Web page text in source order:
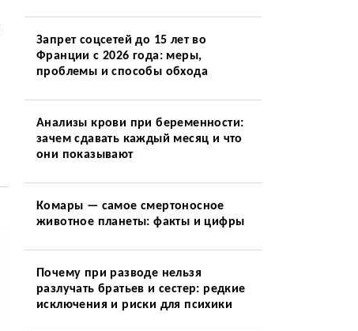
Запрет соцсетей до 15 лет во
Франции с 2026 года: меры,
проблемы и способы обхода
Анализы крови при беременности:
зачем сдавать каждый месяц и что
они показывают
Комары — самое смертоносное
животное планеты: факты и цифры
Почему при разводе нельзя
разлучать братьев и сестер: редкие
исключения и риски для психики